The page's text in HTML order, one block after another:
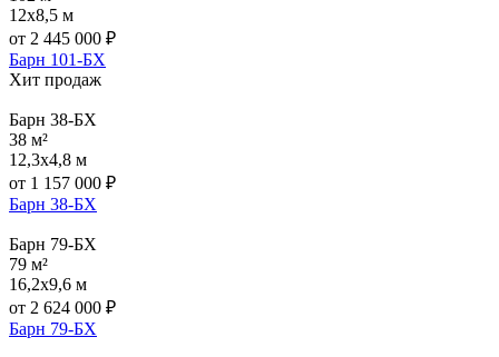
12x8,5 м
от 2 445 000 ₽
Барн 101-БХ
Хит продаж
Барн 38-БХ
38 м²
12,3x4,8 м
от 1 157 000 ₽
Барн 38-БХ
Барн 79-БХ
79 м²
16,2x9,6 м
от 2 624 000 ₽
Барн 79-БХ